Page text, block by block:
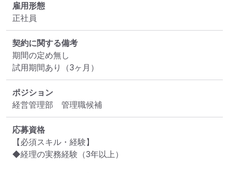
雇用形態
正社員
契約に関する備考
期間の定め無し
試用期間あり（3ヶ月）
ポジション
経営管理部　管理職候補
応募資格
【必須スキル・経験】
◆経理の実務経験（3年以上）